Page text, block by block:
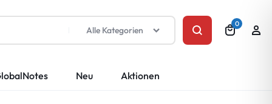
Alle Kategorien
0
Neu Aktionen